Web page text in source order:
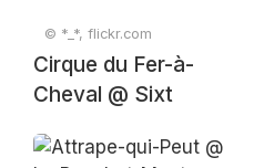
© *_*, flickr.com
Cirque du Fer-à-
Cheval @ Sixt